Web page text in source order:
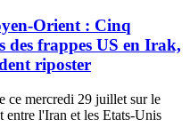
Orient : Cinq
des frappes US en Irak,
riposter
ce mercredi 29 juillet sur le
l'Iran et les Etats-Unis